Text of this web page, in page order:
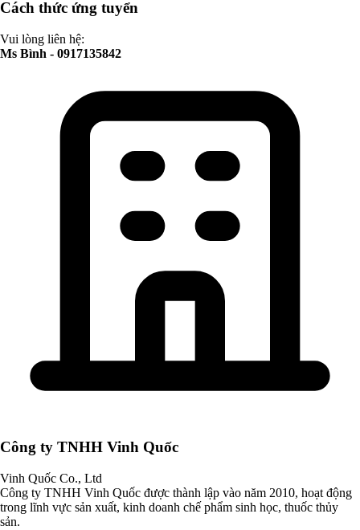
Cách thức ứng tuyển
Vui lòng liên hệ:
Ms Bình - 0917135842
Công ty TNHH Vinh Quốc
Vinh Quốc Co., Ltd
Công ty TNHH Vinh Quốc được thành lập vào năm 2010, hoạt động
trong lĩnh vực sản xuất, kinh doanh chế phẩm sinh học, thuốc thủy
sản.